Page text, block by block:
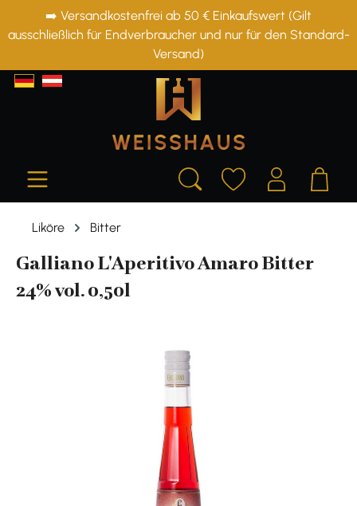
springen
➡️ Versandkostenfrei ab 50 € Einkaufswert (Gilt
ausschließlich für Endverbraucher und nur für den Standard-
Versand)
Liköre Bitter
Galliano L'Aperitivo Amaro Bitter
24% vol. 0,50l